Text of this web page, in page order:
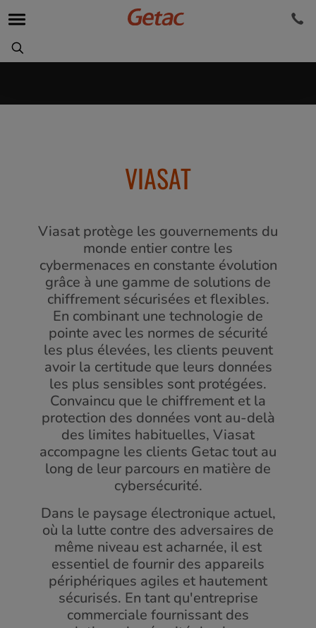
VIASAT
Viasat protège les gouvernements du
monde entier contre les
cybermenaces en constante évolution
grâce à une gamme de solutions de
chiffrement sécurisées et flexibles.
En combinant une technologie de
pointe avec les normes de sécurité
les plus élevées, les clients peuvent
avoir la certitude que leurs données
les plus sensibles sont protégées.
Convaincu que le chiffrement et la
protection des données vont au-delà
des limites habituelles, Viasat
accompagne les clients Getac tout au
long de leur parcours en matière de
cybersécurité.
Dans le paysage électronique actuel,
où la lutte contre des adversaires de
même niveau est acharnée, il est
essentiel de fournir des appareils
périphériques agiles et hautement
sécurisés. En tant qu'entreprise
commerciale fournissant des